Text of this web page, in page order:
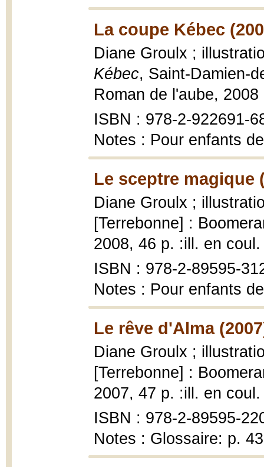
La coupe Kébec
Diane Groulx ;
Kébec, Saint-Damien-
Roman de l'aube, 2008
ISBN : 978-2-922691-
Notes : Pour enfants
Le sceptre magique
Diane Groulx ;
[Terrebonne] :
2008, 46 p. :ill. en
ISBN : 978-2-89595-
Notes : Pour enfants
Le rêve d'Alma
Diane Groulx ;
[Terrebonne] :
2007, 47 p. :ill. en
ISBN : 978-2-89595-
Notes : Glossaire: p.